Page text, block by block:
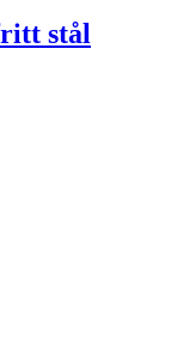
stål